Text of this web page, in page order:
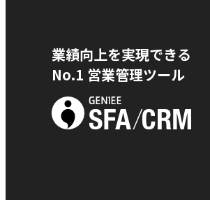
業績向上を実現できる
No.1 営業管理ツール